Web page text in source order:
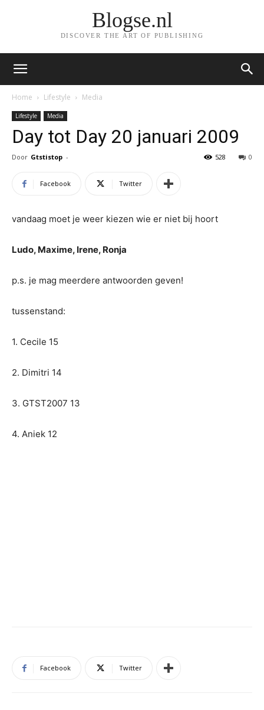
Blogse.nl
DISCOVER THE ART OF PUBLISHING
Home Lifestyle Media
Lifestyle Media
Day tot Day 20 januari 2009
Door Gtstistop - 0
528
Facebook Twitter
vandaag moet je weer kiezen wie er niet bij hoort
Ludo, Maxime, Irene, Ronja
p.s. je mag meerdere antwoorden geven!
tussenstand:
1. Cecile 15
2. Dimitri 14
3. GTST2007 13
4. Aniek 12
Facebook Twitter